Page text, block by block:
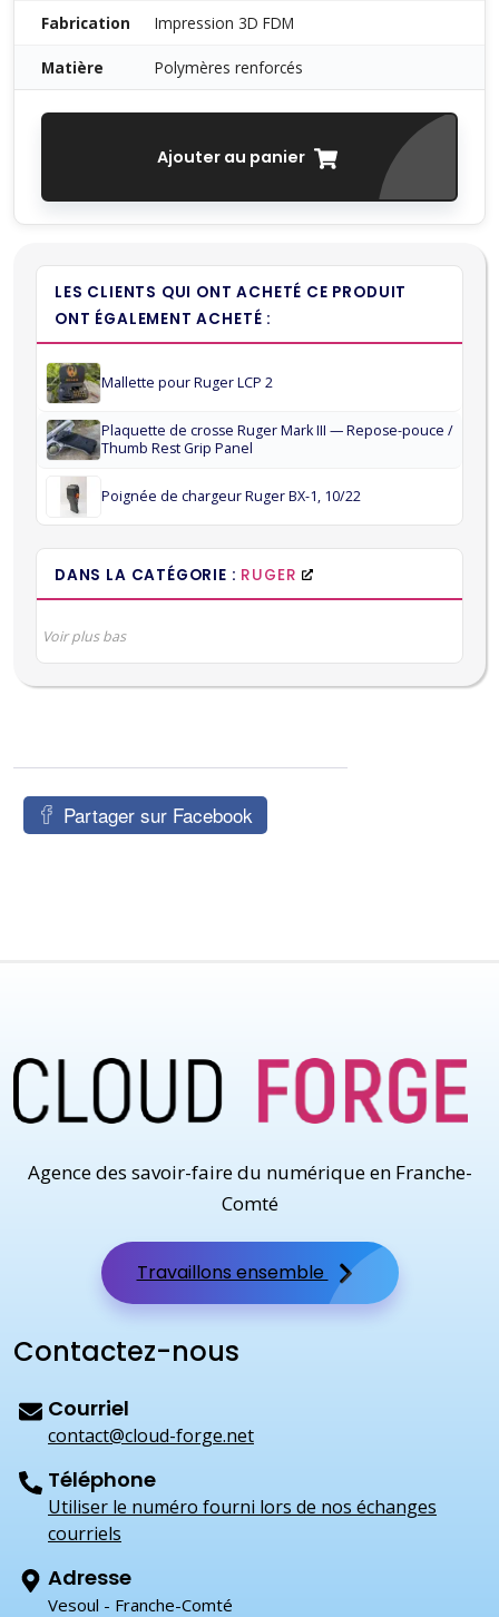
Fabrication Impression 3D FDM
Matière Polymères renforcés
Ajouter au panier
LES CLIENTS QUI ONT ACHETÉ CE PRODUIT
ONT ÉGALEMENT ACHETÉ :
Mallette pour Ruger LCP 2
Plaquette de crosse Ruger Mark III — Repose-pouce /
Thumb Rest Grip Panel
Poignée de chargeur Ruger BX-1, 10/22
DANS LA CATÉGORIE : RUGER
Voir plus bas
Partager sur Facebook
Agence des savoir-faire du numérique en Franche-
Comté
Travaillons ensemble
Contactez-nous
Courriel
contact@cloud-forge.net
Téléphone
Utiliser le numéro fourni lors de nos échanges
courriels
Adresse
Vesoul - Franche-Comté